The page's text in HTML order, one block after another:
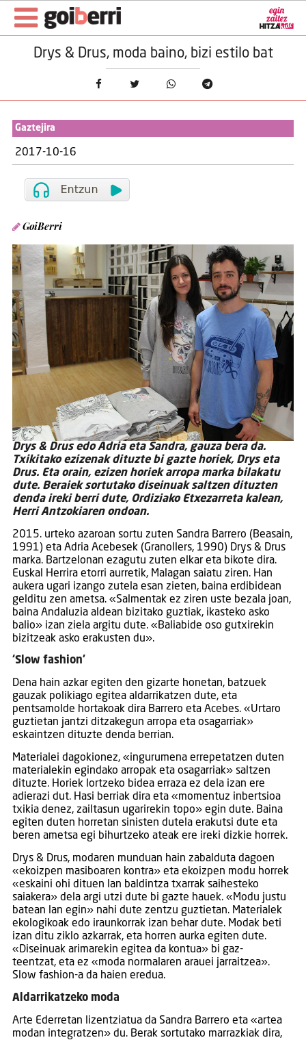
Drys & Drus, moda baino, bizi estilo bat
Gaztejira
2017-10-16
GoiBerri
Drys & Drus edo Adria eta Sandra, gauza bera da.
Txikitako ezizenak dituzte bi gazte horiek, Drys eta
Drus. Eta orain, ezizen horiek arropa marka bilakatu
dute. Beraiek sortutako diseinuak saltzen dituzten
denda ireki berri dute, Ordiziako Etxezarreta kalean,
Herri Antzokiaren ondoan.
2015. urteko azaroan sortu zuten Sandra Barrero (Beasain,
1991) eta Adria Acebesek (Granollers, 1990) Drys & Drus
marka. Bartzelonan ezagutu zuten elkar eta bikote dira.
Euskal Herrira etorri aurretik, Malagan saiatu ziren. Han
aukera ugari izango zutela esan zieten, baina erdibidean
gelditu zen ametsa. «Salmentak ez ziren uste bezala joan,
baina Andaluzia aldean bizitako guztiak, ikasteko asko
balio» izan ziela argitu dute. «Baliabide oso gutxirekin
bizitzeak asko erakusten du».
‘Slow fashion’
Dena hain azkar egiten den gizarte honetan, batzuek
gauzak polikiago egitea aldarrikatzen dute, eta
pentsamolde hortakoak dira Barrero eta Acebes. «Urtaro
guztietan jantzi ditzakegun arropa eta osagarriak»
eskaintzen dituzte denda berrian.
Materialei dagokionez, «ingurumena errepetatzen duten
materialekin egindako arropak eta osagarriak» saltzen
dituzte. Horiek lortzeko bidea erraza ez dela izan ere
adierazi dut. Hasi berriak dira eta «momentuz inbertsioa
txikia denez, zailtasun ugarirekin topo» egin dute. Baina
egiten duten horretan sinisten dutela erakutsi dute eta
beren ametsa egi bihurtzeko ateak ere ireki dizkie horrek.
Drys & Drus, modaren munduan hain zabalduta dagoen
«ekoizpen masiboaren kontra» eta ekoizpen modu horrek
«eskaini ohi dituen lan baldintza txarrak saihesteko
saiakera» dela argi utzi dute bi gazte hauek. «Modu justu
batean lan egin» nahi dute zentzu guztietan. Materialek
ekologikoak edo iraunkorrak izan behar dute. Modak beti
izan ditu ziklo azkarrak, eta horren aurka egiten dute.
«Diseinuak arimarekin egitea da kontua» bi gaz-
teentzat, eta ez «moda normalaren arauei jarraitzea».
Slow fashion-a da haien eredua.
Aldarrikatzeko moda
Arte Ederretan lizentziatua da Sandra Barrero eta «artea
modan integratzen» du. Berak sortutako marrazkiak dira,